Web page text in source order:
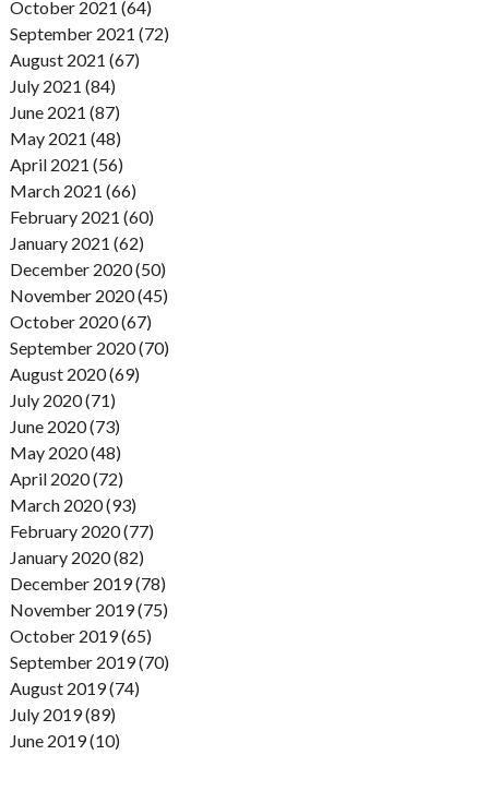
October 2021 (64)
September 2021 (72)
August 2021 (67)
July 2021 (84)
June 2021 (87)
May 2021 (48)
April 2021 (56)
March 2021 (66)
February 2021 (60)
January 2021 (62)
December 2020 (50)
November 2020 (45)
October 2020 (67)
September 2020 (70)
August 2020 (69)
July 2020 (71)
June 2020 (73)
May 2020 (48)
April 2020 (72)
March 2020 (93)
February 2020 (77)
January 2020 (82)
December 2019 (78)
November 2019 (75)
October 2019 (65)
September 2019 (70)
August 2019 (74)
July 2019 (89)
June 2019 (10)